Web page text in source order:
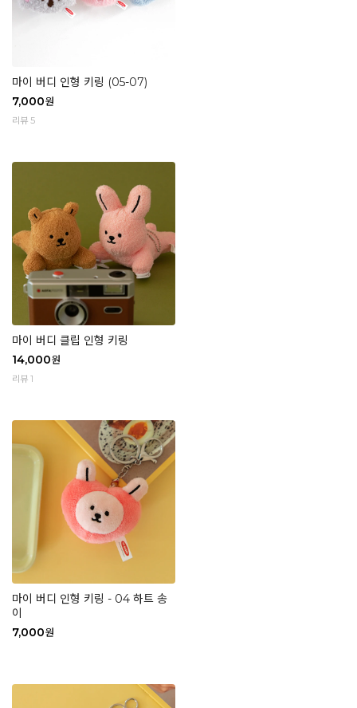
마이 버디 인형 키링 (05-07)
7,000원
리뷰 5
마이 버디 클립 인형 키링
14,000원
리뷰 1
마이 버디 인형 키링 - 04 하트 송
이
7,000원